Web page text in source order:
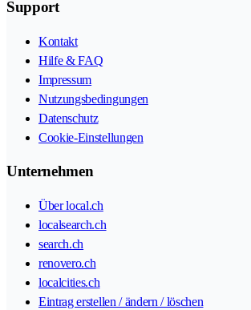
Support
Kontakt
Hilfe & FAQ
Impressum
Nutzungsbedingungen
Datenschutz
Cookie-Einstellungen
Unternehmen
Über local.ch
localsearch.ch
search.ch
renovero.ch
localcities.ch
Eintrag erstellen / ändern / löschen